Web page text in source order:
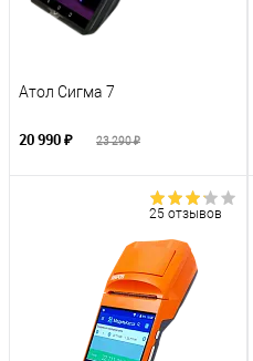
Атол Сигма 7
20 990 ₽ 23 290 ₽
25 отзывов